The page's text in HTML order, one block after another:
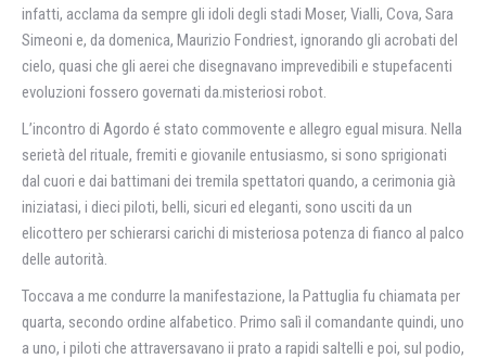
infatti, acclama da sempre gli idoli degli stadi Moser, Vialli, Cova, Sara
Simeoni e, da domenica, Maurizio Fondriest, ignorando gli acrobati del
cielo, quasi che gli aerei che disegnavano imprevedibili e stupefacenti
evoluzioni fossero governati da.misteriosi robot.
L’incontro di Agordo é stato commovente e allegro egual misura. Nella
serietà del rituale, fremiti e giovanile entusiasmo, si sono sprigionati
dal cuori e dai battimani dei tremila spettatori quando, a cerimonia già
iniziatasi, i dieci piloti, belli, sicuri ed eleganti, sono usciti da un
elicottero per schierarsi carichi di misteriosa potenza di fianco al palco
delle autorità.
Toccava a me condurre la manifestazione, la Pattuglia fu chiamata per
quarta, secondo ordine alfabetico. Primo salì il comandante quindi, uno
a uno, i piloti che attraversavano ii prato a rapidi saltelli e poi, sul podio,